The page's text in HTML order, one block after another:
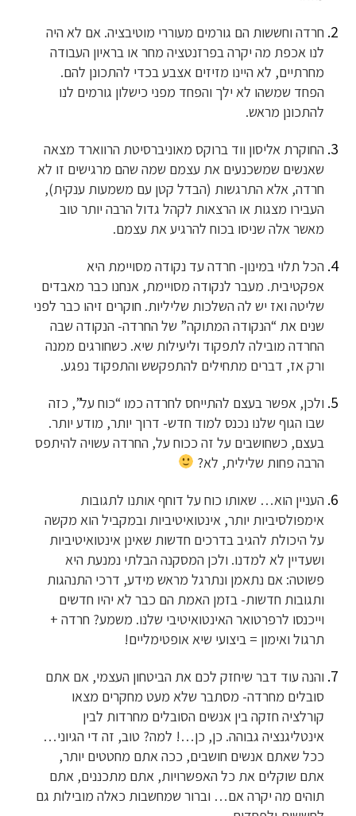
חרדה וחששות הם גורמים מעוררי מוטיבציה. אם לא היה
לנו אכפת מה יקרה בפרזנטציה מחר או בראיון העבודה
מחרתיים, לא היינו מזיזים אצבע בכדי להתכונן להם.
הפחד שמשהו לא ילך והפחד מפני כישלון גורמים לנו
להתכונן מראש.
החוקרת אליסון ווד ברוקס מאוניברסיטת הרווארד מצאה
שאנשים שמשכנעים את עצמם שמה שהם מרגישים זו לא
חרדה, אלא התרגשות (הבדל קטן עם משמעות ענקית),
העבירו מצגות או הרצאות לקהל גדול הרבה יותר טוב
מאשר אלה שניסו בכוח להרגיע את עצמם.
הכל תלוי במינון- חרדה עד נקודה מסויימת היא
אפקטיבית. מעבר לנקודה מסויימת, אנחנו כבר מאבדים
שליטה ואז יש לה השלכות שליליות. חוקרים זיהו כבר לפני
שנים את “הנקודה המתוקה” של החרדה- הנקודה שבה
החרדה מובילה לתפקוד וליעילות שיא. כשחורגים ממנה
ורק אז, דברים מתחילים להתפקשש והתפקוד נפגע.
ולכן, אפשר בעצם להתייחס לחרדה כמו “כוח על”, כזה
שבו הגוף שלנו נכנס למוד חדש- דרוך יותר, מודע יותר.
בעצם, כשחושבים על זה ככוח על, החרדה עשויה להיתפס
הרבה פחות שלילית, לא?
העניין הוא… שאותו כוח על דוחף אותנו לתגובות
אימפולסיביות יותר, אינטואיטיביות ובמקביל הוא מקשה
על היכולת להגיב בדרכים חדשות שאינן אינטואיטיביות
ושעדיין לא למדנו. ולכן המסקנה הבלתי נמנעת היא
פשוטה: אם נתאמן ונתרגל מראש מידע, דרכי התנהגות
ותגובות חדשות- בזמן האמת הם כבר לא יהיו חדשים
וייכנסו לרפרטואר האינטואיטיבי שלנו. משמע? חרדה +
תרגול ואימון = ביצועי שיא אופטימליים!
והנה עוד דבר שיחזק לכם את הביטחון העצמי, אם אתם
סובלים מחרדה- מסתבר שלא מעט מחקרים מצאו
קורלציה חזקה בין אנשים הסובלים מחרדות לבין
אינטליגנציה גבוהה. כן, כן…! למה? טוב, זה די הגיוני…
ככל שאתם אנשים חושבים, ככה אתם מחטטים יותר,
אתם שוקלים את כל האפשרויות, אתם מתכננים, אתם
תוהים מה יקרה אם… וברור שמחשבות כאלה מובילות גם